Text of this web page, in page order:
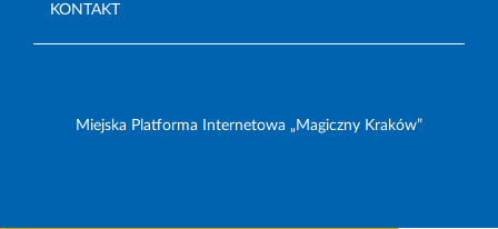
KONTAKT
Miejska Platforma Internetowa „Magiczny Kraków”